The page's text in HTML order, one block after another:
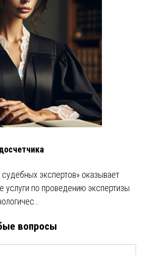
экспертов» оказывает
услуги по проведению экспертизы
вопросы